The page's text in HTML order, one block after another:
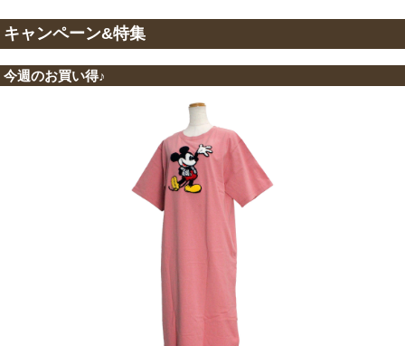
キャンペーン&特集
今週のお買い得♪